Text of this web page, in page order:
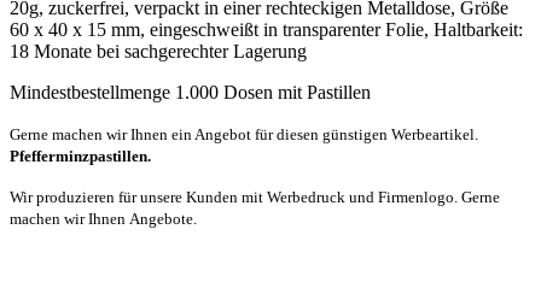
20g, zuckerfrei, verpackt in einer rechteckigen Metalldose, Größe
60 x 40 x 15 mm, eingeschweißt in transparenter Folie, Haltbarkeit:
18 Monate bei sachgerechter Lagerung
Mindestbestellmenge 1.000 Dosen mit Pastillen
Gerne machen wir Ihnen ein Angebot für diesen günstigen Werbeartikel.
Pfefferminzpastillen.
Wir produzieren für unsere Kunden mit Werbedruck und Firmenlogo. Gerne
machen wir Ihnen Angebote.